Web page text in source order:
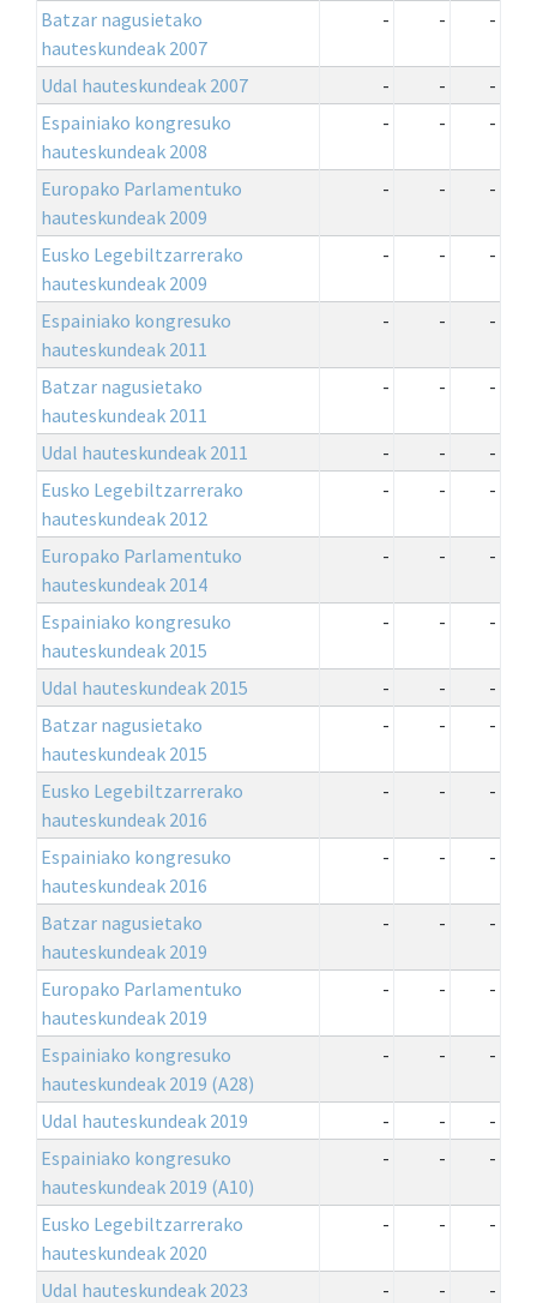
Batzar nagusietako
hauteskundeak 2007
- - -
Udal hauteskundeak 2007 - -
-
Espainiako kongresuko
hauteskundeak 2008
- - -
Europako Parlamentuko
hauteskundeak 2009
- - -
Eusko Legebiltzarrerako
hauteskundeak 2009
- - -
Espainiako kongresuko
hauteskundeak 2011
- - -
Batzar nagusietako
hauteskundeak 2011
- - -
Udal hauteskundeak 2011 - -
-
Eusko Legebiltzarrerako
hauteskundeak 2012
- - -
Europako Parlamentuko
hauteskundeak 2014
- - -
Espainiako kongresuko
hauteskundeak 2015
- - -
Udal hauteskundeak 2015 - -
-
Batzar nagusietako
hauteskundeak 2015
- - -
Eusko Legebiltzarrerako
hauteskundeak 2016
- - -
Espainiako kongresuko
hauteskundeak 2016
- - -
Batzar nagusietako
hauteskundeak 2019
- - -
Europako Parlamentuko
hauteskundeak 2019
- - -
Espainiako kongresuko
hauteskundeak 2019 (A28)
- - -
Udal hauteskundeak 2019 - -
-
Espainiako kongresuko
hauteskundeak 2019 (A10)
- - -
Eusko Legebiltzarrerako
hauteskundeak 2020
- - -
Udal hauteskundeak 2023 - -
-